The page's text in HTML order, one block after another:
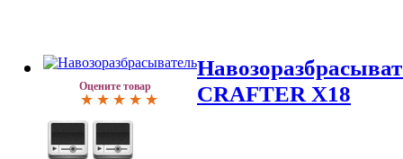
Оцените товар
CRAFTER X18